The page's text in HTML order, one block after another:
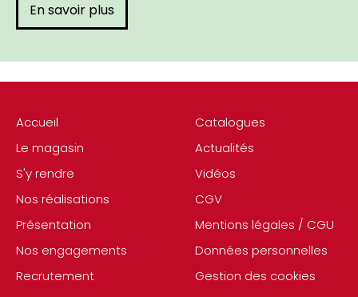
Accueil
Le magasin
S'y rendre
Nos réalisations
Présentation
Nos engagements
Recrutement
Catalogues
Actualités
Vidéos
CGV
Mentions légales / CGU
Données personnelles
Gestion des cookies
En savoir plus